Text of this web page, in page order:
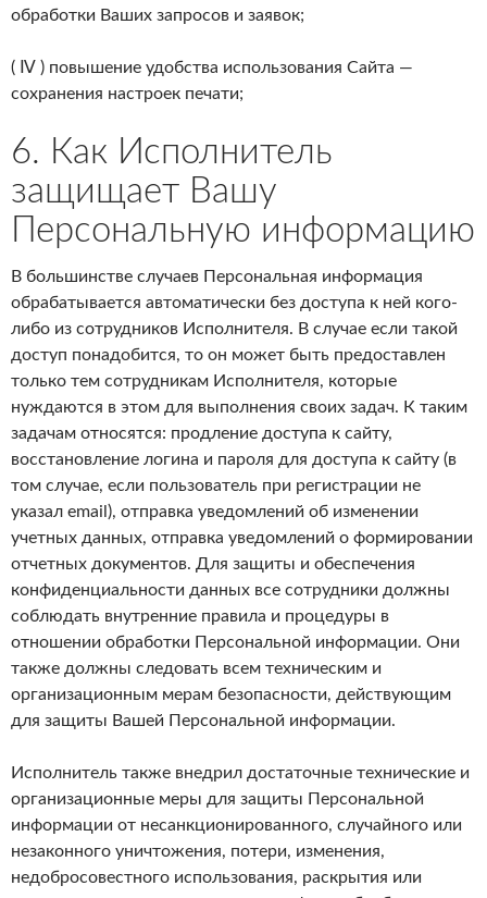
обработки Ваших запросов и заявок;
( Ⅳ ) повышение удобства использования Сайта —
сохранения настроек печати;
6. Как Исполнитель
защищает Вашу
Персональную информацию
В большинстве случаев Персональная информация
обрабатывается автоматически без доступа к ней кого-
либо из сотрудников Исполнителя. В случае если такой
доступ понадобится, то он может быть предоставлен
только тем сотрудникам Исполнителя, которые
нуждаются в этом для выполнения своих задач. К таким
задачам относятся: продление доступа к сайту,
восстановление логина и пароля для доступа к сайту (в
том случае, если пользователь при регистрации не
указал email), отправка уведомлений об изменении
учетных данных, отправка уведомлений о формировании
отчетных документов. Для защиты и обеспечения
конфиденциальности данных все сотрудники должны
соблюдать внутренние правила и процедуры в
отношении обработки Персональной информации. Они
также должны следовать всем техническим и
организационным мерам безопасности, действующим
для защиты Вашей Персональной информации.
Исполнитель также внедрил достаточные технические и
организационные меры для защиты Персональной
информации от несанкционированного, случайного или
незаконного уничтожения, потери, изменения,
недобросовестного использования, раскрытия или